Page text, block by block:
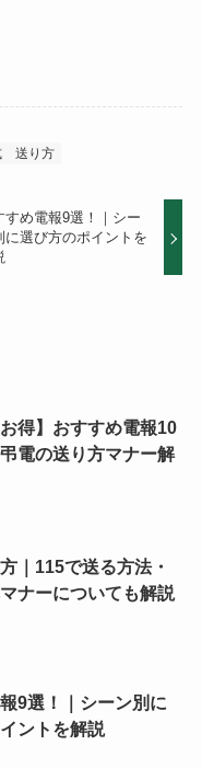
送り方
すめ電報9選！｜シー
に選び方のポイントを
お得】おすすめ電報10
電の送り方マナー解
｜115で送る方法・
ナーについても解説
9選！｜シーン別に
ントを解説